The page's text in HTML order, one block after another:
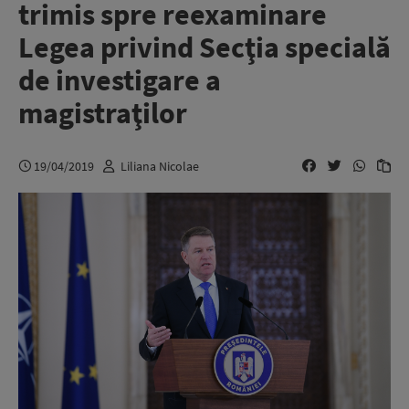
trimis spre reexaminare
Legea privind Secţia specială
de investigare a
magistraţilor
19/04/2019 Liliana Nicolae